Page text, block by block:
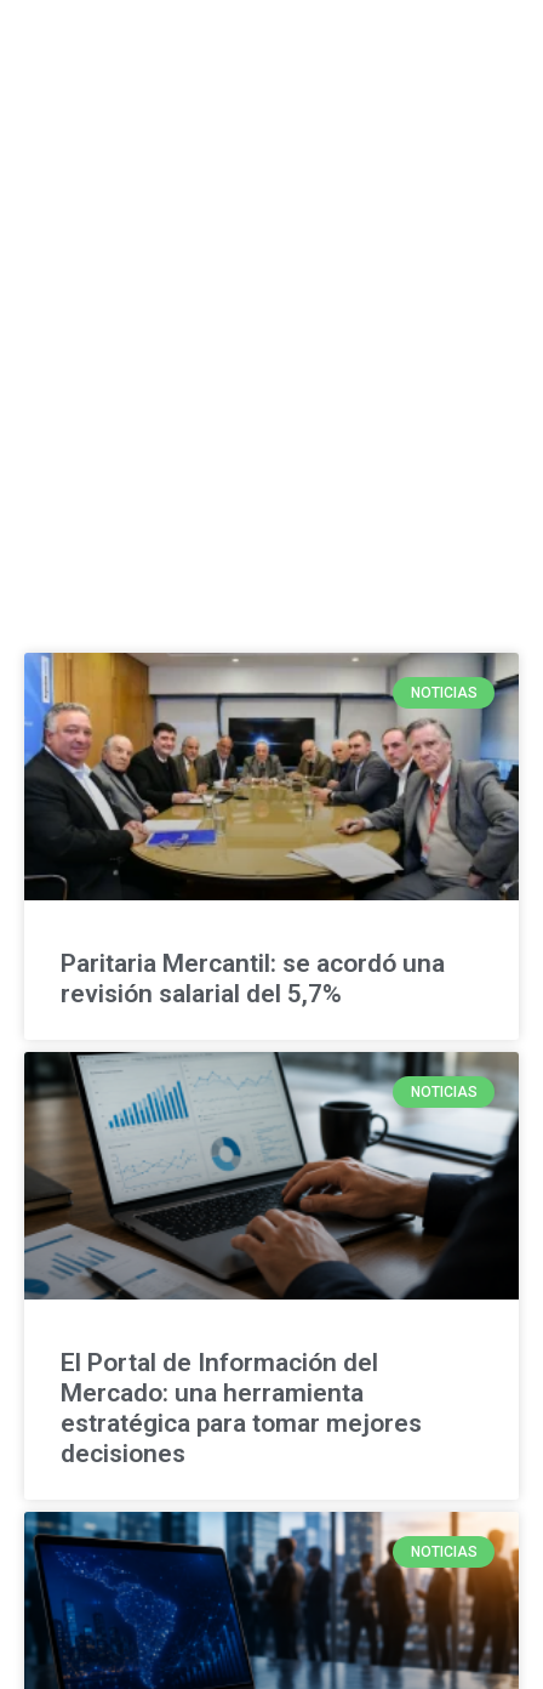
NOTICIAS
Paritaria Mercantil: se acordó una
revisión salarial del 5,7%
NOTICIAS
El Portal de Información del
Mercado: una herramienta
estratégica para tomar mejores
decisiones
NOTICIAS